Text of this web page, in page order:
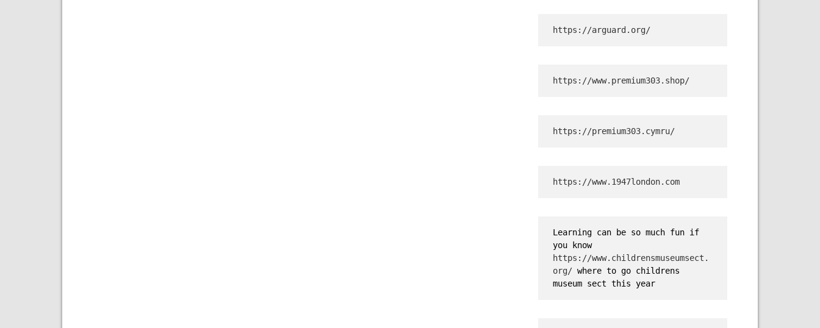
https://arguard.org/
https://www.premium303.shop/
https://premium303.cymru/
https://www.1947london.com
Learning can be so much fun if
you know
https://www.childrensmuseumsect.
org/ where to go childrens
museum sect this year